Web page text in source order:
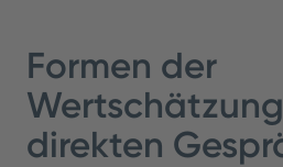
Formen der
direkten